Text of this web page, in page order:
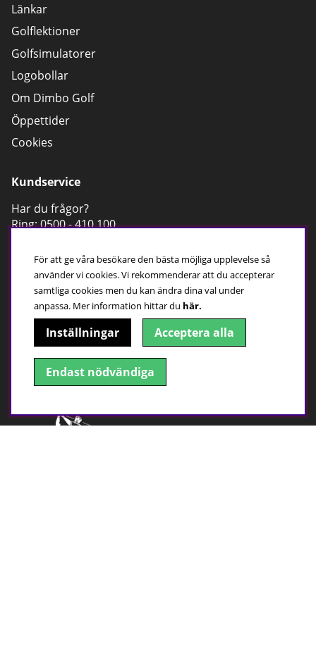
Länkar
Golflektioner
Golfsimulatorer
Logobollar
Om Dimbo Golf
Öppettider
Cookies
Kundservice
Har du frågor?
Ring:0500 - 410 100
Öppettider, butik
Mån-Fre; 10:00-18:00
Lör; 09:00-15:00
Sön;Stängt
Hitta till oss!
Adress: Gesällgatan 1, 541 50 Skövde
För att ge våra besökare den bästa möjliga upplevelse så
använder vi cookies. Vi rekommenderar att du accepterar
samtliga cookies men du kan ändra dina val under
anpassa. Mer information hittar du här.
Inställningar Acceptera alla
Endast nödvändiga